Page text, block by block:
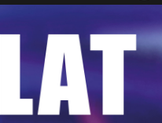
VEZETÉSEK